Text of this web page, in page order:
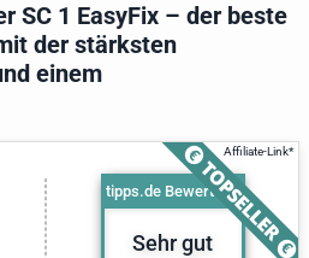
SC 1 EasyFix – der beste
der stärksten
einem
tipps.de Bewertung
Sehr gut